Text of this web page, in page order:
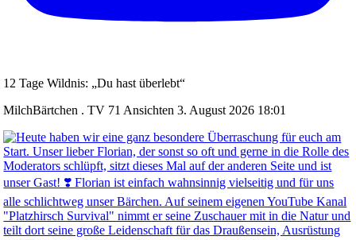
12 Tage Wildnis: „Du hast überlebt“
MilchBärtchen . TV 71 Ansichten 3. August 2026 18:01